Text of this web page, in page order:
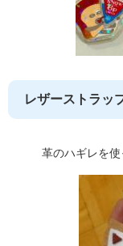
レザーストラ
革のハギレを使っ